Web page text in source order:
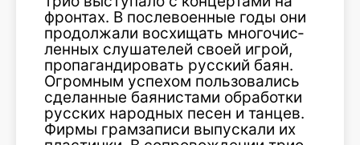
фронтах. В послевоенные годы они
про­должали восхищать многочис­
ленных слушателей своей игрой,
пропагандировать русский баян.
Огромным успехом пользовались
сделанные баянистами обработки
русских народных песен и танцев.
Фирмы грамзаписи выпускали их